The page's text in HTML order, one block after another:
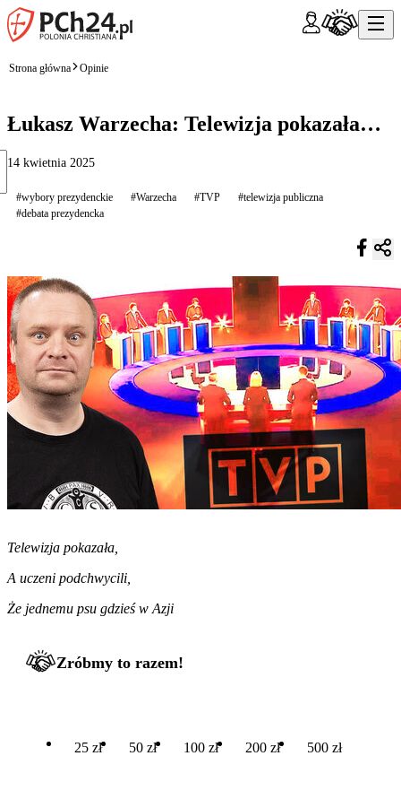
Strona główna Opinie
Łukasz Warzecha: Telewizja pokazała…
14 kwietnia 2025
#wybory prezydenckie #Warzecha #TVP
#telewizja publiczna
#debata prezydencka
Telewizja pokazała,
A uczeni podchwycili,
Że jednemu psu gdzieś w Azji
Zróbmy to razem!
25 zł 50 zł 100 zł 200 zł 500 zł